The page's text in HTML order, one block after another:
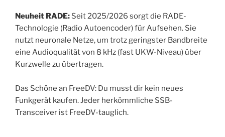
Neuheit RADE: Seit 2025/2026 sorgt die RADE-
Technologie (Radio Autoencoder) für Aufsehen. Sie
nutzt neuronale Netze, um trotz geringster Bandbreite
eine Audioqualität von 8 kHz (fast UKW-Niveau) über
Kurzwelle zu übertragen.
Das Schöne an FreeDV: Du musst dir kein neues
Funkgerät kaufen. Jeder herkömmliche SSB-
Transceiver ist FreeDV-tauglich.